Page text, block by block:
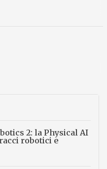
2: la Physical AI
robotici e